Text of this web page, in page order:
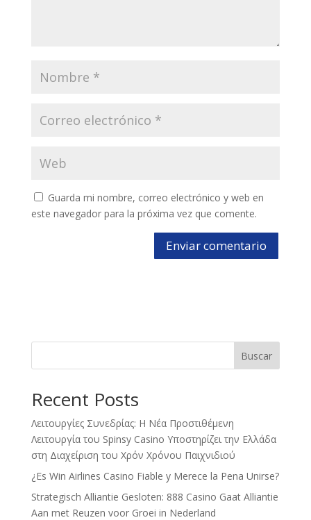
Guarda mi nombre, correo electrónico y web en
este navegador para la próxima vez que comente.
Buscar
Recent Posts
Λειτουργίες Συνεδρίας: Η Νέα Προστιθέμενη
Λειτουργία του Spinsy Casino Υποστηρίζει την Ελλάδα
στη Διαχείριση του Χρόν Χρόνου Παιχνιδιού
¿Es Win Airlines Casino Fiable y Merece la Pena Unirse?
Strategisch Alliantie Gesloten: 888 Casino Gaat Alliantie
Aan met Reuzen voor Groei in Nederland